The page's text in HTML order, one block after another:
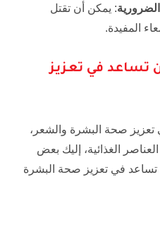
: يمكن أن تقتل
المفيدة.
تساعد في تعزيز
تعزيز صحة البشرة والشعر،
الغذائية، إليك بعض
تساعد في تعزيز صحة البشرة